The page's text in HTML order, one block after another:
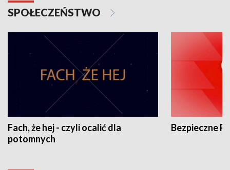
SPOŁECZEŃSTWO
Fach, że hej - czyli ocalić dla
potomnych
Bezpieczne